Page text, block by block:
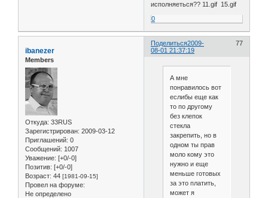
исполняеться?? 11.gif 15.gif
0
Поделиться 77
2009-
08-01 21:37:19
ibanezer
Members
Откуда: 33RUS
Зарегистрирован: 2009-03-12
Приглашений: 0
Сообщений: 1007
Уважение: [+0/-0]
Позитив: [+0/-0]
Возраст: 44 [1981-09-15]
Провел на форуме:
Не определено
А мне
понравилось вот
еслибы еще как
то по другому
без клепок
стекла
закрепить, но в
одном ты прав
моло кому это
нужно и еще
меньше готовых
за это платить,
может я